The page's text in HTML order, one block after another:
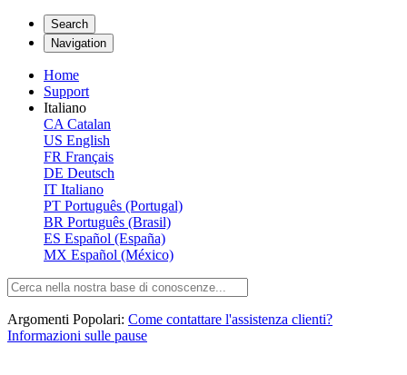
Search
Navigation
Home
Support
Italiano
CA Catalan
US English
FR Français
DE Deutsch
IT Italiano
PT Português (Portugal)
BR Português (Brasil)
ES Español (España)
MX Español (México)
Argomenti Popolari: Come contattare l'assistenza clienti?
Informazioni sulle pause